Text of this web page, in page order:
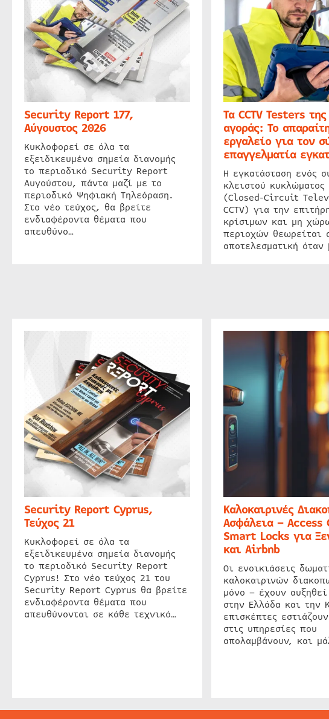
Security Report 177,
Αύγουστος 2026
Κυκλοφορεί σε όλα τα
εξειδικευμένα σημεία διανομής
το περιοδικό Security Report
Αυγούστου, πάντα μαζί με το
περιοδικό Ψηφιακή Τηλεόραση.
Στο νέο τεύχος, θα βρείτε
ενδιαφέροντα θέματα που
απευθύνο…
Τα CCTV Testers
αγοράς: Το
εργαλείο για τον
επαγγελματία
Η εγκατάσταση ενός
κλειστού κυκλώματος
(Closed-Circuit
CCTV) για την
κρίσιμων και μη
περιοχών θεωρείται
αποτελεσματική όταν
Security Report Cyprus,
Τεύχος 21
Κυκλοφορεί σε όλα τα
εξειδικευμένα σημεία διανομής
το περιοδικό Security Report
Cyprus! Στο νέο τεύχος 21 του
Security Report Cyprus θα βρείτε
ενδιαφέροντα θέματα που
απευθύνονται σε κάθε τεχνικό…
Καλοκαιρινές
Ασφάλεια –
Smart Locks για
και Airbnb
Οι ενοικιάσεις
καλοκαιρινών
μόνο – έχουν
στην Ελλάδα και την
επισκέπτες
στις υπηρεσίες που
απολαμβάνουν, και